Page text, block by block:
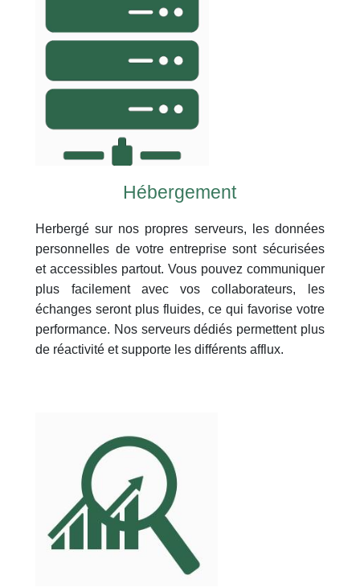
Hébergement
Herbergé sur nos propres serveurs, les données
personnelles de votre entreprise sont sécurisées
et accessibles partout. Vous pouvez communiquer
plus facilement avec vos collaborateurs, les
échanges seront plus fluides, ce qui favorise votre
performance. Nos serveurs dédiés permettent plus
de réactivité et supporte les différents afflux.